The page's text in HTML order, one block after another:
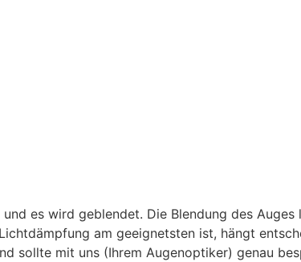
es wird geblendet. Die Blendung des Auges
am geeignetsten ist, hängt
sollte mit uns (Ihrem Augenoptiker) genau